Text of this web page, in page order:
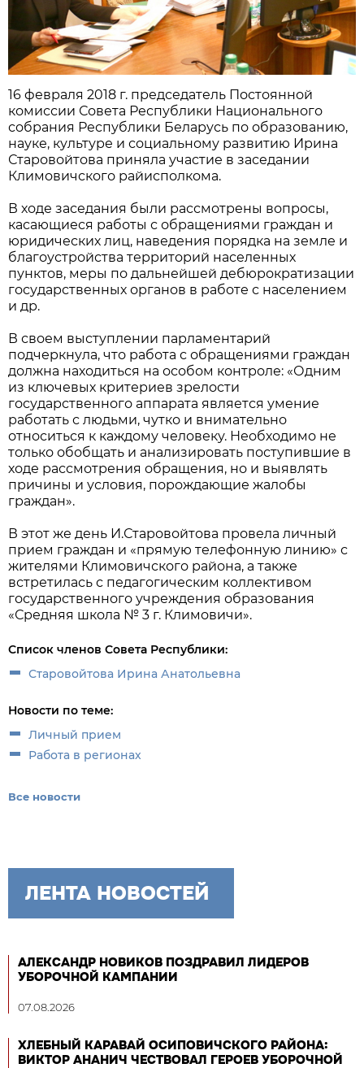
16 февраля 2018 г. председатель Постоянной
комиссии Совета Республики Национального
собрания Республики Беларусь по образованию,
науке, культуре и социальному развитию Ирина
Старовойтова приняла участие в заседании
Климовичского райисполкома.
В ходе заседания были рассмотрены вопросы,
касающиеся работы с обращениями граждан и
юридических лиц, наведения порядка на земле и
благоустройства территорий населенных
пунктов, меры по дальнейшей дебюрократизации
государственных органов в работе с населением
и др.
В своем выступлении парламентарий
подчеркнула, что работа с обращениями граждан
должна находиться на особом контроле: «Одним
из ключевых критериев зрелости
государственного аппарата является умение
работать с людьми, чутко и внимательно
относиться к каждому человеку. Необходимо не
только обобщать и анализировать поступившие в
ходе рассмотрения обращения, но и выявлять
причины и условия, порождающие жалобы
граждан».
В этот же день И.Старовойтова провела личный
прием граждан и «прямую телефонную линию» с
жителями Климовичского района, а также
встретилась с педагогическим коллективом
государственного учреждения образования
«Средняя школа № 3 г. Климовичи».
Список членов Совета Республики:
Старовойтова Ирина Анатольевна
Новости по теме:
Личный прием
Работа в регионах
Все новости
ЛЕНТА НОВОСТЕЙ
АЛЕКСАНДР НОВИКОВ ПОЗДРАВИЛ ЛИДЕРОВ
УБОРОЧНОЙ КАМПАНИИ
07.08.2026
ХЛЕБНЫЙ КАРАВАЙ ОСИПОВИЧСКОГО РАЙОНА:
ВИКТОР АНАНИЧ ЧЕСТВОВАЛ ГЕРОЕВ УБОРОЧНОЙ